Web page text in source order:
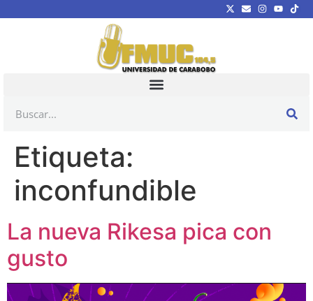
Etiqueta:
inconfundible
La nueva Rikesa pica con
gusto